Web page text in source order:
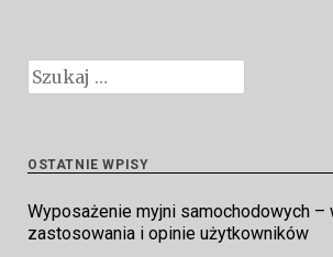
Szukaj:
OSTATNIE WPISY
Wyposażenie myjni samochodowych –
zastosowania i opinie użytkowników